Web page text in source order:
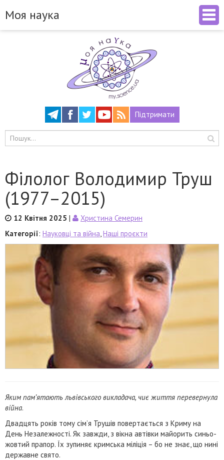
Підтримати
Моя наука
Філолог Володимир Труш
(1977–2015)
12 Квітня 2025 |
Христина Семерин
Категорії: Науковці та війна,Наші проєкти
Яким пам’ятають львівського викладача, чиє життя перевернула
війна.
Двадцять років тому сім’я Трушів повертається з Криму на
День Незалежності. Як завжди, з вікна автівки майорить синьо-
жовтий прапор. Їх зупиняє кримська міліція – бо не знає, що нині
державне свято.